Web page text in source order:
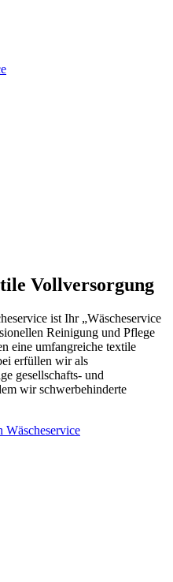
Vollversorgung
ist Ihr „Wäscheservice
Reinigung und Pflege
eine umfangreiche textile
erfüllen wir als
gesellschafts- und
wir schwerbehinderte
Wäscheservice